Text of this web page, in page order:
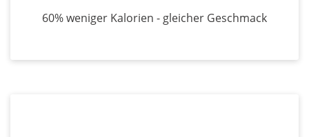
60% weniger Kalorien - gleicher Geschmack